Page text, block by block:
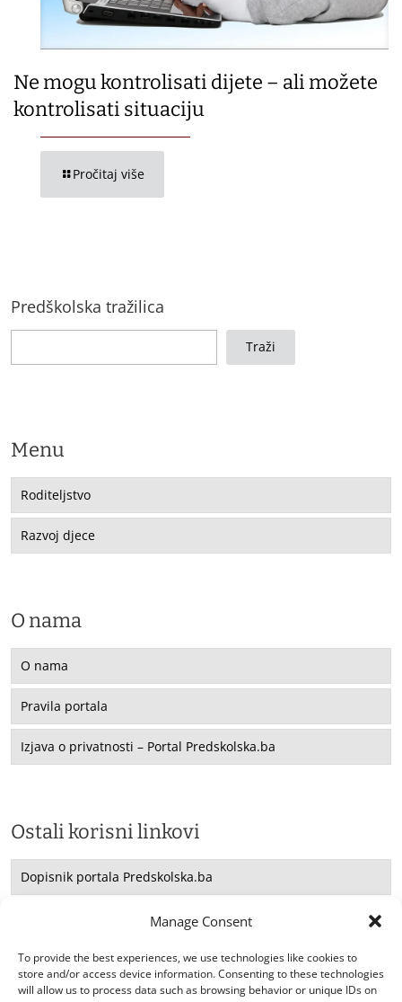
Manage Consent
To provide the best experiences, we use technologies like cookies to
store and/or access device information. Consenting to these technologies
will allow us to process data such as browsing behavior or unique IDs on
Ne mogu kontrolisati dijete – ali možete
kontrolisati situaciju
Pročitaj više
Predškolska tražilica
Traži
Menu
Roditeljstvo
Razvoj djece
O nama
O nama
Pravila portala
Izjava o privatnosti – Portal Predskolska.ba
Ostali korisni linkovi
Dopisnik portala Predskolska.ba
Saradnja sa UNICEF -om
Konsultacije